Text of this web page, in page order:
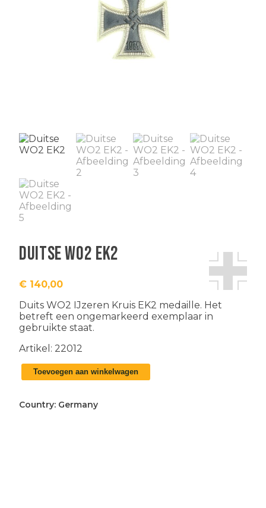
Duitse WO2 EK2
€ 140,00
Duits WO2 IJzeren Kruis EK2 medaille. Het
betreft een ongemarkeerd exemplaar in
gebruikte staat.
Artikel: 22012
Duitse
WO2
aantal
Toevoegen aan winkelwagen
Country: Germany